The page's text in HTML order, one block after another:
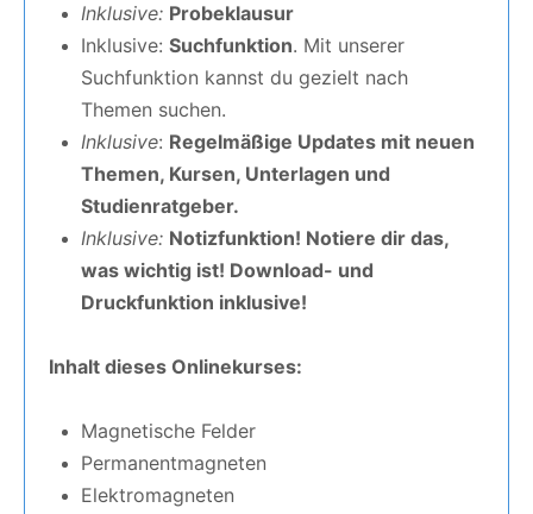
Inklusive: Probeklausur
Inklusive: Suchfunktion. Mit unserer
Suchfunktion kannst du gezielt nach
Themen suchen.
Inklusive: Regelmäßige Updates mit neuen
Themen, Kursen, Unterlagen und
Studienratgeber.
Inklusive: Notizfunktion! Notiere dir das,
was wichtig ist! Download- und
Druckfunktion inklusive!
Inhalt dieses Onlinekurses:
Magnetische Felder
Permanentmagneten
Elektromagneten